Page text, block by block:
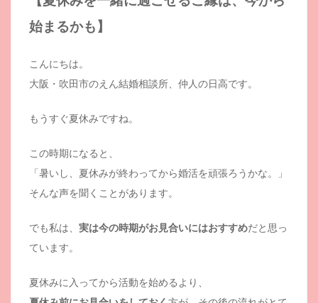
始まるかも】
こんにちは。
大阪・吹田市のえん結婚相談所、仲人の日高です。
もうすぐ夏休みですね。
この時期になると、
「暑いし、夏休みが終わってから婚活を頑張ろうかな。」
そんな声を聞くことがあります。
でも私は、 実は今の時期がお見合いにはおすすめだと思っ
ています。
夏休みに入ってから活動を始めるより、